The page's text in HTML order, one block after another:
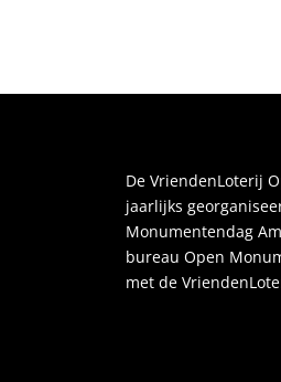
De VriendenLoterij
jaarlijks
Monumentendag
bureau Open
met de